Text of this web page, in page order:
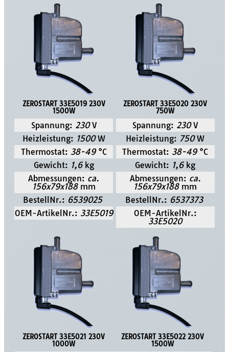
ZEROSTART 33E5019 230V
1500W
Spannung: 230 V
Heizleistung: 1500 W
Thermostat: 38-49 °C
Gewicht: 1,6 kg
Abmessungen: ca.
156x79x188 mm
BestellNr.: 6539025
OEM-ArtikelNr.: 33E5019
ZEROSTART 33E5020 230V
750W
Spannung: 230 V
Heizleistung: 750 W
Thermostat: 38-49 °C
Gewicht: 1,6 kg
Abmessungen: ca.
156x79x188 mm
BestellNr.: 6537373
OEM-ArtikelNr.:
33E5020
ZEROSTART 33E5021 230V
1000W
ZEROSTART 33E5022 230V
1500W